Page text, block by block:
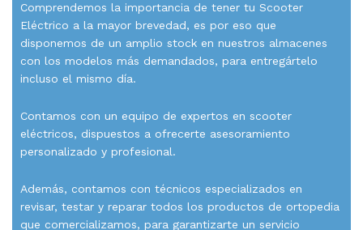
Comprendemos la importancia de tener tu Scooter
Eléctrico a la mayor brevedad, es por eso que
disponemos de un amplio stock en nuestros almacenes
con los modelos más demandados, para entregártelo
incluso el mismo día.
Contamos con un equipo de expertos en scooter
eléctricos, dispuestos a ofrecerte asesoramiento
personalizado y profesional.
Además, contamos con técnicos especializados en
revisar, testar y reparar todos los productos de ortopedia
que comercializamos, para garantizarte un servicio